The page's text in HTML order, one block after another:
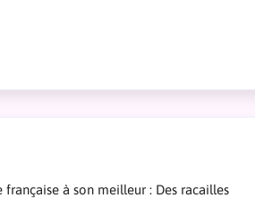
à son meilleur : Des racailles